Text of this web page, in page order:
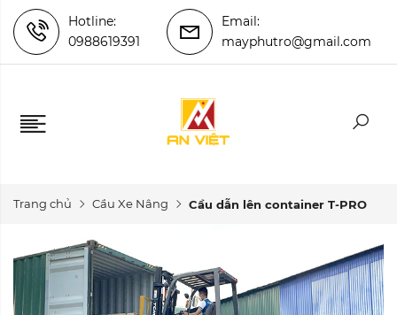
Hotline:
0988619391
Email:
mayphutro@gmail.com
Trang chủ Cầu Xe Nâng Cầu dẫn lên container T-PRO